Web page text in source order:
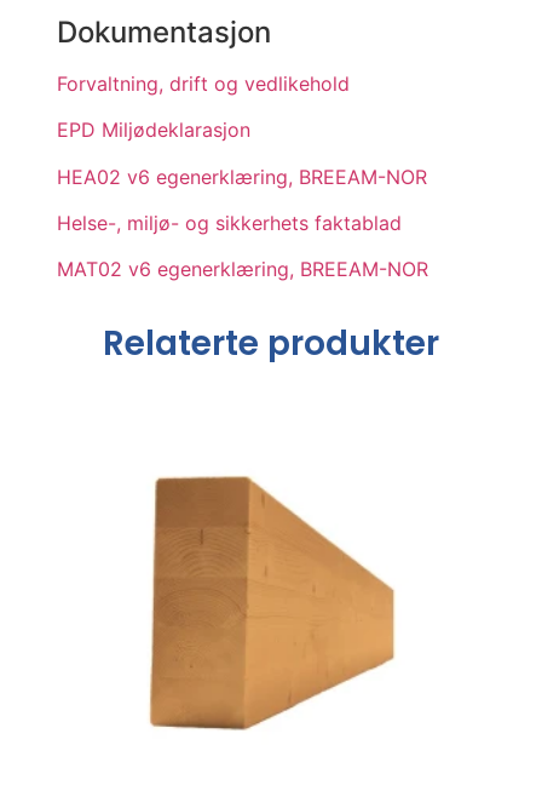
Dokumentasjon
Forvaltning, drift og vedlikehold
EPD Miljødeklarasjon
HEA02 v6 egenerklæring, BREEAM-NOR
Helse-, miljø- og sikkerhets faktablad
MAT02 v6 egenerklæring, BREEAM-NOR
Relaterte produkter